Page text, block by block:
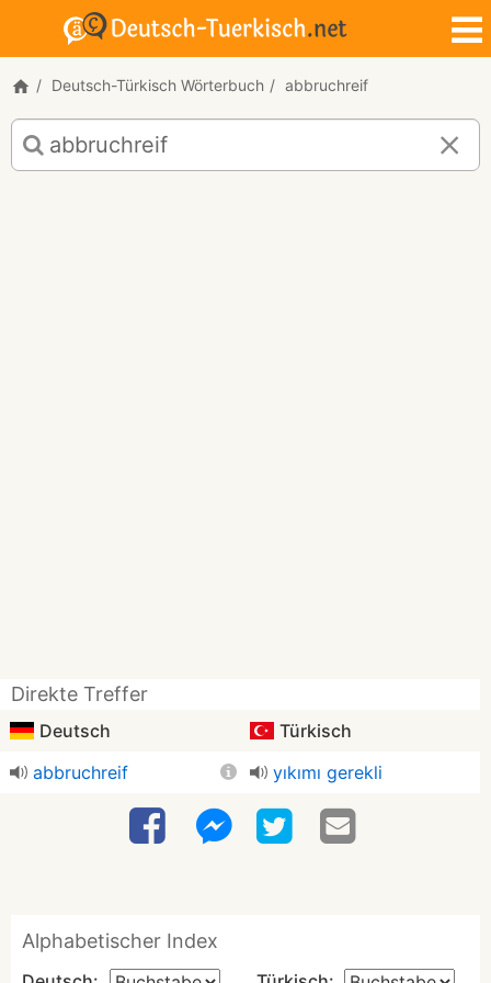
Deutsch-Türkisch Wörterbuch abbruchreif
Deutsch-
Türkisch
Übersetzung
Direkte Treffer
Deutsch
Türkisch
abbruchreif
yıkımı gerekli
Alphabetischer Index